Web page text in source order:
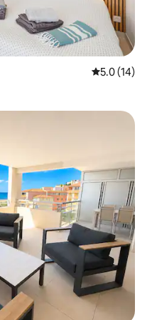
5 पैकी 5.0
5.0 (14)